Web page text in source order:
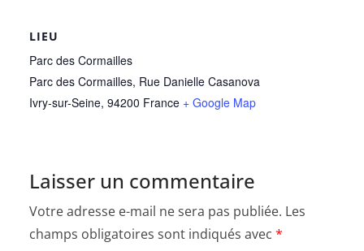
LIEU
Parc des Cormailles
Parc des Cormailles, Rue Danielle Casanova
Ivry-sur-Seine, 94200 France + Google Map
Laisser un commentaire
Votre adresse e-mail ne sera pas publiée. Les
champs obligatoires sont indiqués avec *